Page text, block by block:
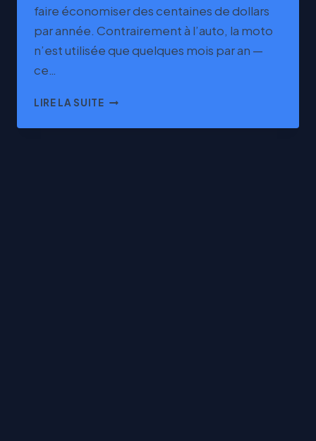
faire économiser des centaines de dollars
par année. Contrairement à l’auto, la moto
n’est utilisée que quelques mois par an —
ce…
LIRE LA SUITEASSURANCE
AU